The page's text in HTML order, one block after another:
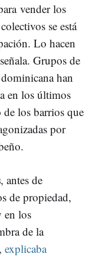
vender los
se está
Lo hacen
Grupos de
han
en los últimos
de los barrios que
por
, antes de
de propiedad,
en los
de la
, explicaba